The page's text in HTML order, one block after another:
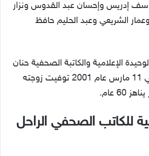
إدريس وإحسان عبد القدوس ونزار
الشريعي وعبد الحليم حافظ
الإعلامية والكاتبة الصحفية حنان
مفيد فوزي. لكن في 11 مارس عام 2001 توفيت زوجته
عام.
للكاتب الصحفي الراحل